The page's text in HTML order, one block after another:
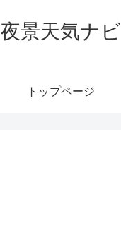
夜景天気ナビ
トップページ